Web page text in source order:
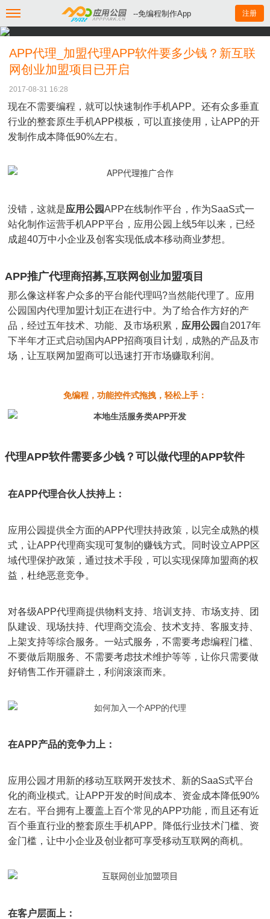
--免编程制作App 注册
APP代理_加盟代理APP软件要多少钱？新互联
网创业加盟项目已开启
2017-08-31 16:28
现在不需要编程，就可以快速制作手机APP。还有众多垂直
行业的整套原生手机APP模板，可以直接使用，让APP的开
发制作成本降低90%左右。
没错，这就是应用公园APP在线制作平台，作为SaaS式一
站化制作运营手机APP平台，应用公园上线5年以来，已经
成超40万中小企业及创客实现低成本移动商业梦想。
APP推广代理商招募,互联网创业加盟项目
那么像这样客户众多的平台能代理吗?当然能代理了。应用
公园国内代理加盟计划正在进行中。为了给合作方好的产
品，经过五年技术、功能、及市场积累， 应用公园 自2017年
下半年才正式启动国内APP招商项目计划，成熟的产品及市
场，让互联网加盟商可以迅速打开市场赚取利润。
免编程，功能控件式拖拽，轻松上手：
代理APP软件需要多少钱？可以做代理的APP软件
在APP代理合伙人扶持上：
应用公园提供全方面的APP代理扶持政策，以完全成熟的模
式，让APP代理商实现可复制的赚钱方式。同时设立APP区
域代理保护政策，通过技术手段，可以实现保障加盟商的权
益，杜绝恶意竞争。
对各级APP代理商提供物料支持、培训支持、市场支持、团
队建设、现场扶持、代理商交流会、技术支持、客服支持、
上架支持等综合服务。一站式服务，不需要考虑编程门槛、
不要做后期服务、不需要考虑技术维护等等，让你只需要做
好销售工作开疆辟土，利润滚滚而来。
在APP产品的竞争力上：
应用公园才用新的移动互联网开发技术、新的SaaS式平台
化的商业模式。让APP开发的时间成本、资金成本降低90%
左右。平台拥有上覆盖上百个常见的APP功能，而且还有近
百个垂直行业的整套原生手机APP。降低行业技术门槛、资
金门槛，让中小企业及创业都可享受移动互联网的商机。
在客户层面上：